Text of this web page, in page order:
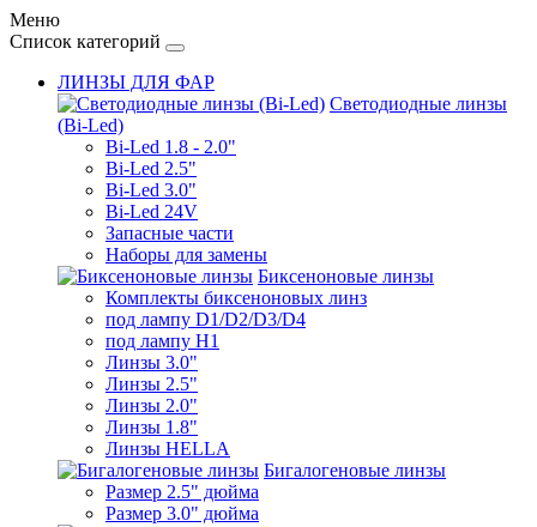
Меню
Список категорий
ЛИНЗЫ ДЛЯ ФАР
Светодиодные линзы
(Bi-Led)
Bi-Led 1.8 - 2.0"
Bi-Led 2.5"
Bi-Led 3.0"
Bi-Led 24V
Запасные части
Наборы для замены
Биксеноновые линзы
Комплекты биксеноновых линз
под лампу D1/D2/D3/D4
под лампу Н1
Линзы 3.0"
Линзы 2.5"
Линзы 2.0"
Линзы 1.8"
Линзы HELLA
Бигалогеновые линзы
Размер 2.5" дюйма
Размер 3.0" дюйма